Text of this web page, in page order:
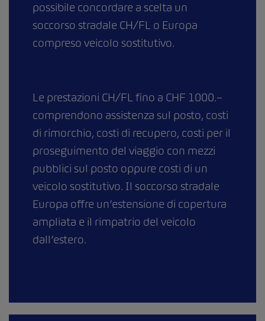
possibile concordare a scelta un
soccorso stradale CH/FL o Europa
compreso veicolo sostitutivo.
Le prestazioni CH/FL fino a CHF 1000.–
comprendono assistenza sul posto, costi
di rimorchio, costi di recupero, costi per il
proseguimento del viaggio con mezzi
pubblici sul posto oppure costi di un
veicolo sostitutivo. Il soccorso stradale
Europa offre un’estensione di copertura
ampliata e il rimpatrio del veicolo
dall’estero.